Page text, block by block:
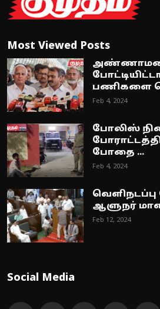
Most Viewed Posts
பணிகளை
Feb 4, 2024
போலிஸ்
போதை ...
Feb 4, 2024
ஆளுநர்
Feb 12, 2024
Social Media